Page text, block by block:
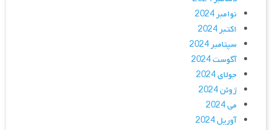
نوامبر 2024
اکتبر 2024
سپتامبر 2024
آگوست 2024
جولای 2024
ژوئن 2024
می 2024
آوریل 2024